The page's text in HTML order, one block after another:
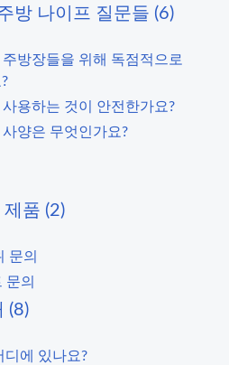
방 나이프 질문들 (6)
방장들을 위해 독점적으로
용하는 것이 안전한가요?
양은 무엇인가요?
다른 후스크 가족 제품 (2)
문의
문의
(8)
디에 있나요?